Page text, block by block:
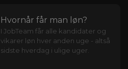
Hvornår får man løn?
I JobTeam får alle kandidater og
vikarer løn hver anden uge - altså
sidste hverdag i ulige uger.